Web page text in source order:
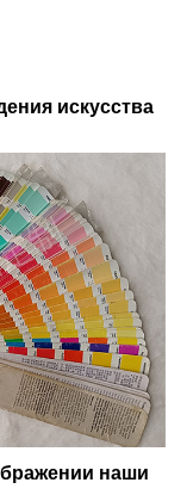
искусства
наши